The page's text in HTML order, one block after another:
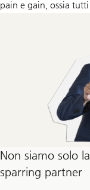
pain e gain, ossia
Non siamo solo
sparring partner